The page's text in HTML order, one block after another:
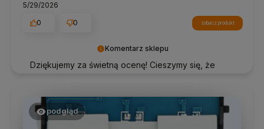
Komentarz sklepu
Dziękujemy za świetną ocenę! Cieszymy się, że
5/29/2026
0
0 zobacz produkt
podgląd